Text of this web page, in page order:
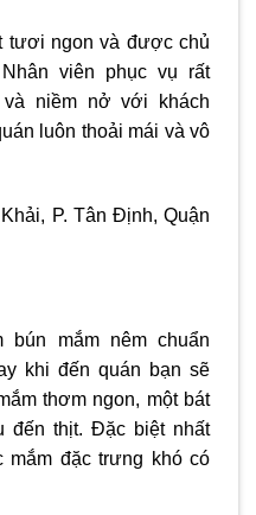
tươi ngon và được chủ
viên phục vụ rất
niềm nở với khách
luôn thoải mái và vô
P. Tân Định, Quận
mắm nêm chuẩn
khi đến quán bạn sẽ
thơm ngon, một bát
đến thịt. Đặc biệt nhất
đặc trưng khó có